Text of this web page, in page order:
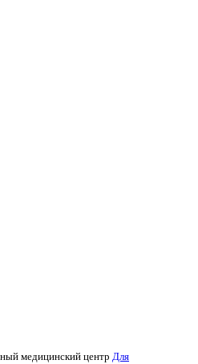
медицинский центр Для